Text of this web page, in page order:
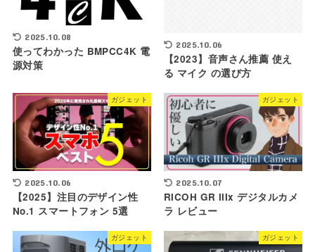
2025.10.08
使ってわかった BMPCC4K 電
源対策
2025.10.06
【2023】音声さん推薦 使え
る マイク の選び方
ガジェット
2025.10.06
【2025】注目のデザイン性
No.1 スマートフォン 5選
ガジェット
2025.10.07
RICOH GR IIIx デジタルカメ
ラ レビュー
ガジェット ガジェット